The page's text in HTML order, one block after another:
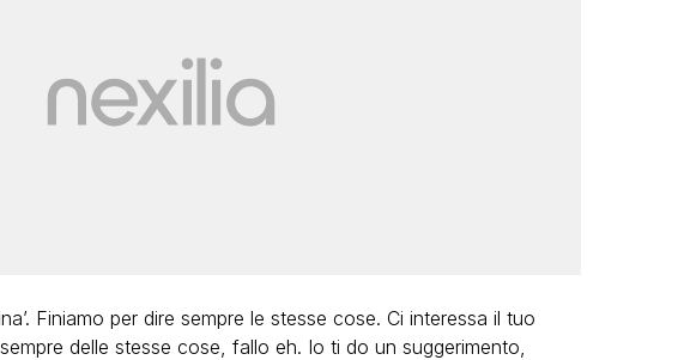
Finiamo per dire sempre le stesse cose. Ci interessa il tuo
delle stesse cose, fallo eh. Io ti do un suggerimento,